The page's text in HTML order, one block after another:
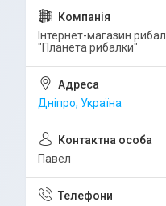
Інтернет-магазин
"Планета рибалки"
Дніпро, Україна
Павел